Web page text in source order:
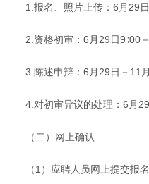
1.报名、照片上传：6月29
2.资格初审：6月29日9∶00
3.陈述申辩：6月29日－11
4.对初审异议的处理：6月
（二）网上确认
（1）应聘人员网上提交报